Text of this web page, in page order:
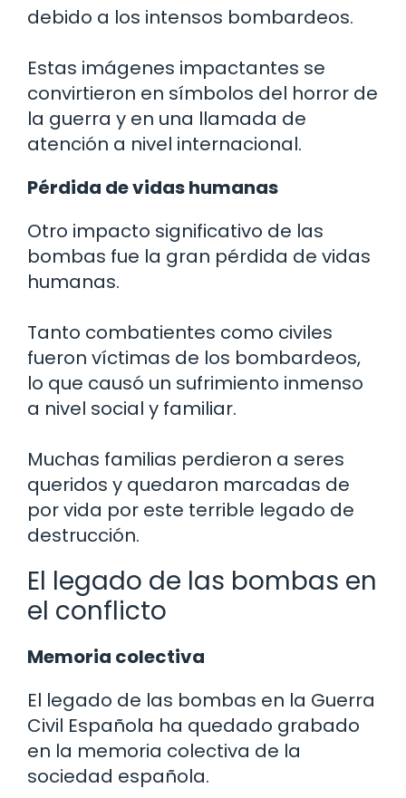
debido a los intensos bombardeos.
Estas imágenes impactantes se
convirtieron en símbolos del horror de
la guerra y en una llamada de
atención a nivel internacional.
Pérdida de vidas humanas
Otro impacto significativo de las
bombas fue la gran pérdida de vidas
humanas.
Tanto combatientes como civiles
fueron víctimas de los bombardeos,
lo que causó un sufrimiento inmenso
a nivel social y familiar.
Muchas familias perdieron a seres
queridos y quedaron marcadas de
por vida por este terrible legado de
destrucción.
El legado de las bombas en
el conflicto
Memoria colectiva
El legado de las bombas en la Guerra
Civil Española ha quedado grabado
en la memoria colectiva de la
sociedad española.